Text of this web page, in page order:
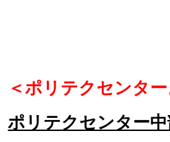
＜ポリテクセンタ
ポリテクセンター